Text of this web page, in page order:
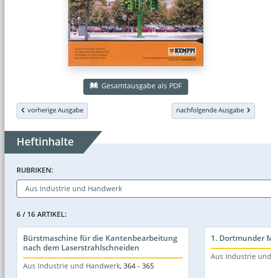
Gesamtausgabe als PDF
vorherige Ausgabe nachfolgende Ausgabe
Heftinhalte
RUBRIKEN:
6 / 16 ARTIKEL:
Bürstmaschine für die Kantenbearbeitung
nach dem Laserstrahlschneiden
Aus Industrie und Handwerk, 364 - 365
1. Dortmunder
Aus Industrie